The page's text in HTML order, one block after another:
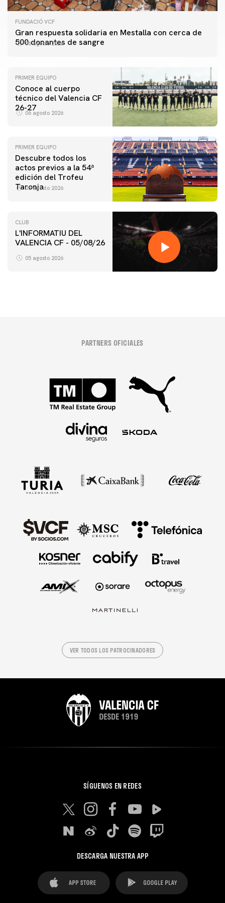
FUNDACIÓ VCF
Gran respuesta solidaria en Mestalla con cerca de
500 donantes de sangre
06 agosto 2026
PRIMER EQUIPO
Conoce al cuerpo
técnico del Valencia CF
26-27
06 agosto 2026
PRIMER EQUIPO
Descubre todos los
actos previos a la 54ª
edición del Trofeu
Taronja
06 agosto 2026
CLUB
L'INFORMATIU DEL
VALENCIA CF - 05/08/26
05 agosto 2026
PARTNERS OFICIALES
VER TODOS LOS PATROCINADORES
SÍGUENOS EN REDES
DESCARGA NUESTRA APP